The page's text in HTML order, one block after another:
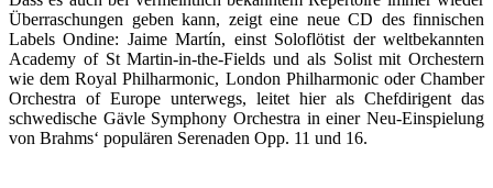
Überraschungen geben kann, zeigt eine neue CD des finnischen
Labels Ondine: Jaime Martín, einst Soloflötist der weltbekannten
Academy of St Martin-in-the-Fields und als Solist mit Orchestern
wie dem Royal Philharmonic, London Philharmonic oder Chamber
Orchestra of Europe unterwegs, leitet hier als Chefdirigent das
schwedische Gävle Symphony Orchestra in einer Neu-Einspielung
von Brahms‘ populären Serenaden Opp. 11 und 16.